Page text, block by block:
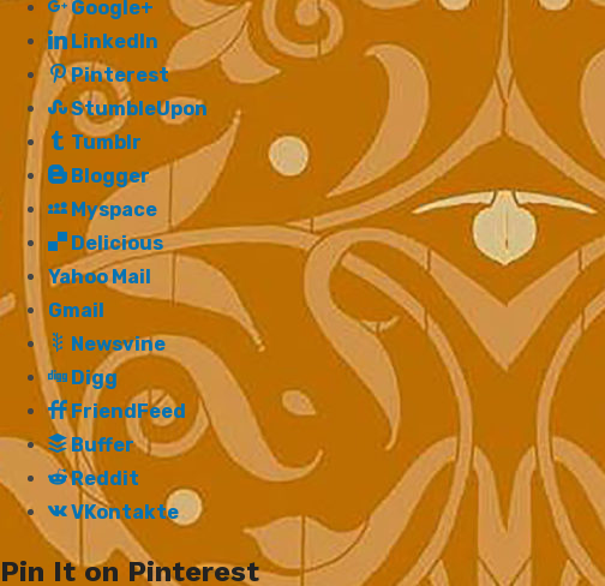
Google+
LinkedIn
Pinterest
StumbleUpon
Tumblr
Blogger
Myspace
Delicious
Yahoo Mail
Gmail
Newsvine
Digg
FriendFeed
Buffer
Reddit
VKontakte
Pin It on Pinterest